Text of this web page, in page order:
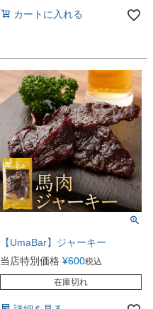
カートに入れる
【UmaBar】ジャーキー
当店特別価格 ¥600税込
在庫切れ